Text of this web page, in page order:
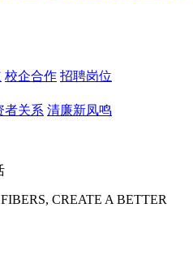
校企合作 招聘岗位
者关系 清廉新凤鸣
CREATE A BETTER